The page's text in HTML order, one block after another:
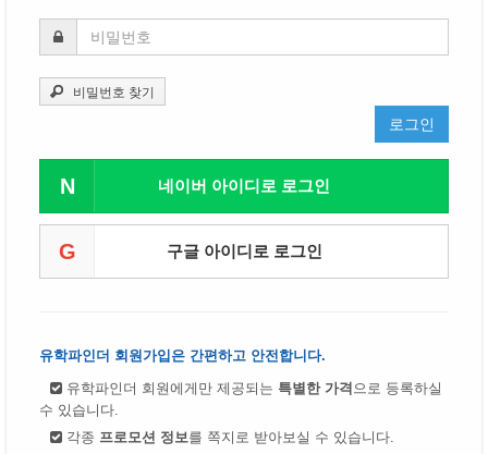
비밀번호 찾기
로그인
N 네이버 아이디로 로그인
G 구글 아이디로 로그인
유학파인더 회원가입은 간편하고 안전합니다.
유학파인더 회원에게만 제공되는 특별한 가격 으로 등록하실
수 있습니다.
각종 프로모션 정보 를 쪽지로 받아보실 수 있습니다.